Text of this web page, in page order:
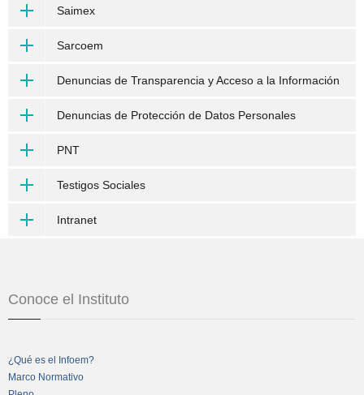
Saimex
Sarcoem
Denuncias de Transparencia y Acceso a la Información
Denuncias de Protección de Datos Personales
PNT
Testigos Sociales
Intranet
Conoce el Instituto
¿Qué es el Infoem?
Marco Normativo